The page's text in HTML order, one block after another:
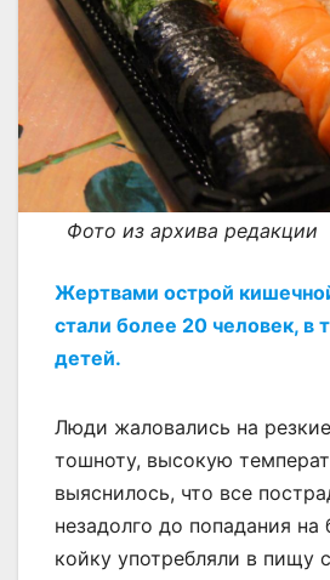
Фото из архива редакции
Жертвами острой
стали более 20 человек, в
детей.
Люди жаловались на
тошноту, высокую
выяснилось, что все
незадолго до попадания на
койку употребляли в пищу